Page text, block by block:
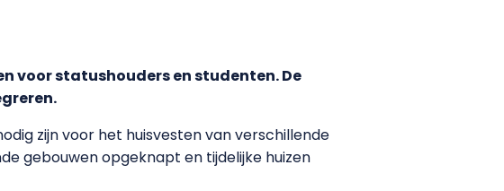
voor statushouders en studenten. De
zijn voor het huisvesten van verschillende
gebouwen opgeknapt en tijdelijke huizen